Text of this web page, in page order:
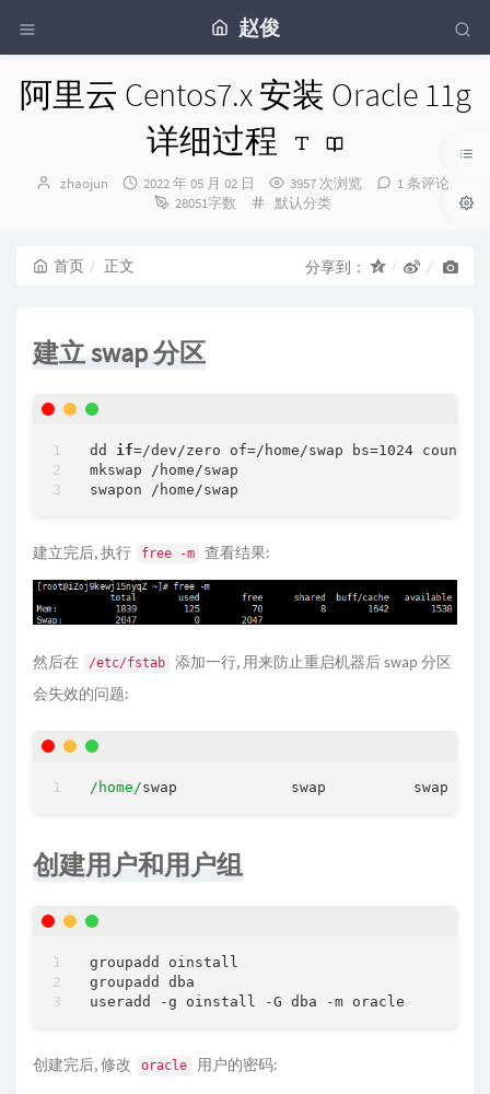
赵俊
阿里云 Centos7.x 安装 Oracle 11g
详细过程
博
zhaojun
发
布
2022 年 05 月 02 日 3957 次浏览
1 条评论
28051字数
分
默认分类
首页 正文 分享到：
建立 swap 分区
dd if=/dev/zero of=/home/swap bs=1024
mkswap /home/
swapon /home/
建立完后, 执行 free -m 查看结果:
然后在 /etc/fstab
添加一行, 用来防止重启机器后 swap 分区
会失效的问题:
/home/swap             swap
创建用户和用户组
groupadd oinstall
groupadd dba
useradd -g oinstall -G dba -m oracle
创建完后, 修改 oracle 用户的密码: